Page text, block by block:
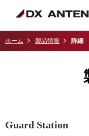
ホーム 製品情報 詳細
Guard Station